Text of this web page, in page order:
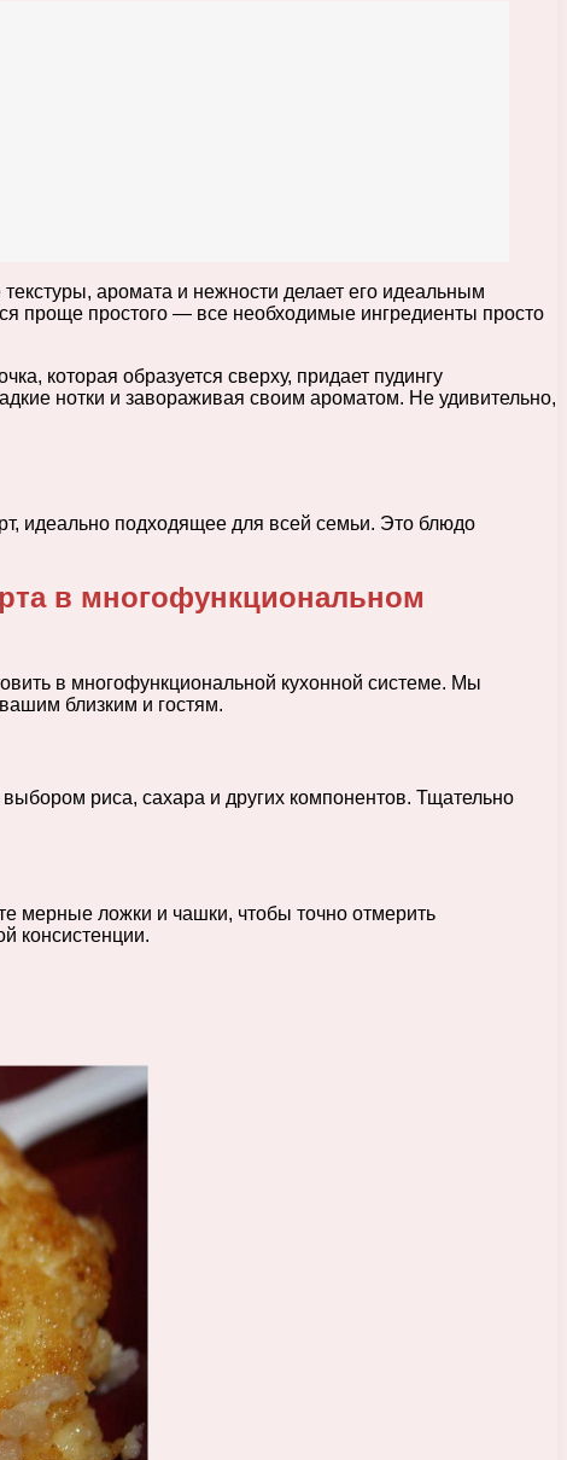
аромата и нежности делает его идеальным
проще простого — все необходимые ингредиенты просто
которая образуется сверху, придает пудингу
нотки и завораживая своим ароматом. Не удивительно,
идеально подходящее для всей семьи. Это блюдо
в многофункциональном
в многофункциональной кухонной системе. Мы
близким и гостям.
риса, сахара и других компонентов. Тщательно
мерные ложки и чашки, чтобы точно отмерить
консистенции.